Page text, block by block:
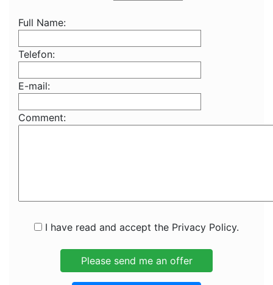
Full Name:
Telefon:
E-mail:
Comment:
I have read and accept the Privacy Policy.